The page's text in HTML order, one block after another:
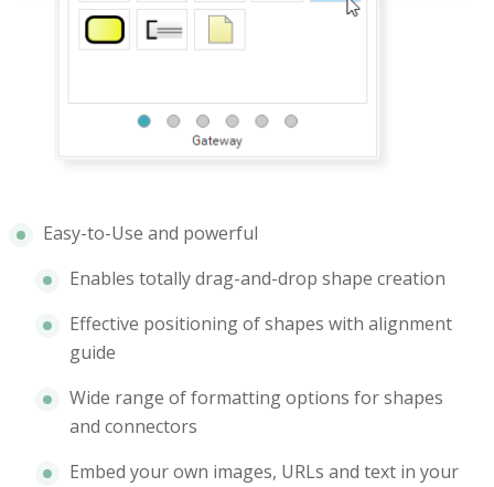
Easy-to-Use and powerful
Enables totally drag-and-drop shape creation
Effective positioning of shapes with alignment
guide
Wide range of formatting options for shapes
and connectors
Embed your own images, URLs and text in your